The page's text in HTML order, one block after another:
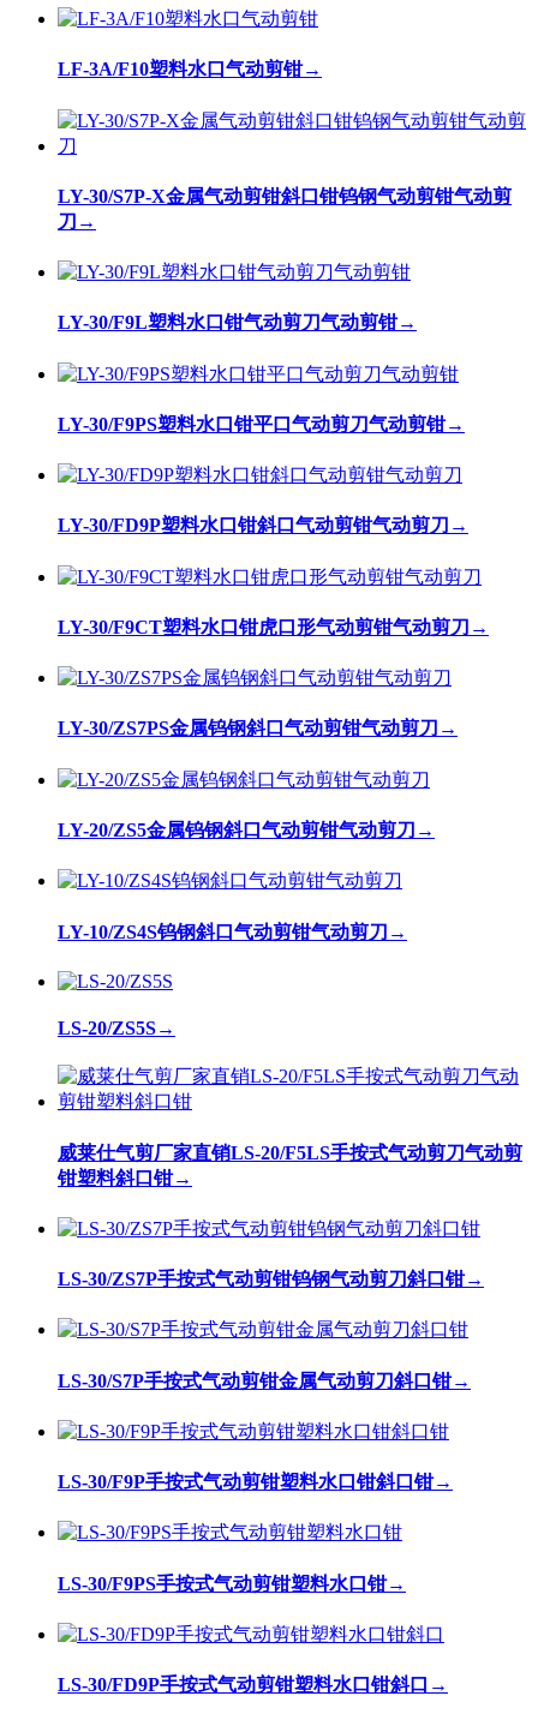
LF-3A/F10塑料水口气动剪钳→
LY-30/S7P-X金属气动剪钳斜口钳钨钢气动剪钳气动剪
刀 →
LY-30/F9L塑料水口钳气动剪刀气动剪钳→
LY-30/F9PS塑料水口钳平口气动剪刀气动剪钳→
LY-30/FD9P塑料水口钳斜口气动剪钳气动剪刀 →
LY-30/F9CT塑料水口钳虎口形气动剪钳气动剪刀 →
LY-30/ZS7PS金属钨钢斜口气动剪钳气动剪刀 →
LY-20/ZS5金属钨钢斜口气动剪钳气动剪刀 →
LY-10/ZS4S钨钢斜口气动剪钳气动剪刀 →
LS-20/ZS5S→
威莱仕气剪厂家直销LS-20/F5LS手按式气动剪刀气动剪
钳塑料斜口钳→
LS-30/ZS7P手按式气动剪钳钨钢气动剪刀斜口钳→
LS-30/S7P手按式气动剪钳金属气动剪刀斜口钳→
LS-30/F9P手按式气动剪钳塑料水口钳斜口钳→
LS-30/F9PS手按式气动剪钳塑料水口钳→
LS-30/FD9P手按式气动剪钳塑料水口钳斜口 →